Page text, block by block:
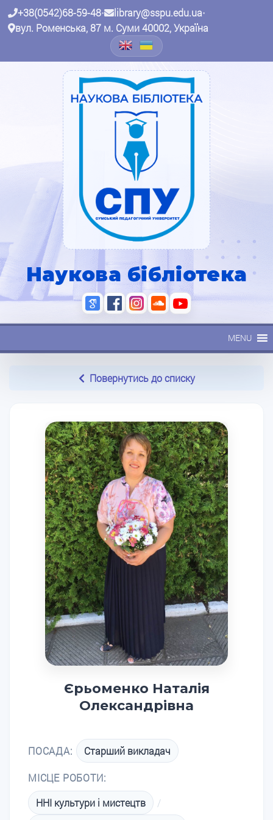
+38(0542)68-59-48• library@sspu.edu.ua•
вул. Роменська, 87 м. Суми 40002, Україна
Наукова бібліотека
MENU
Повернутись до списку
Єрьоменко Наталія
Олександрівна
ПОСАДА: Старший викладач
МІСЦЕ РОБОТИ:
ННІ культури і мистецтв
/